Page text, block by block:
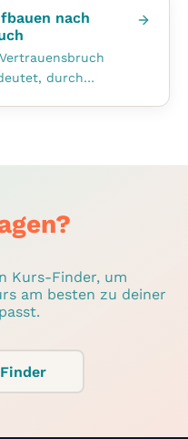
nach
durch
Kurs-Finder, um
am besten zu deiner